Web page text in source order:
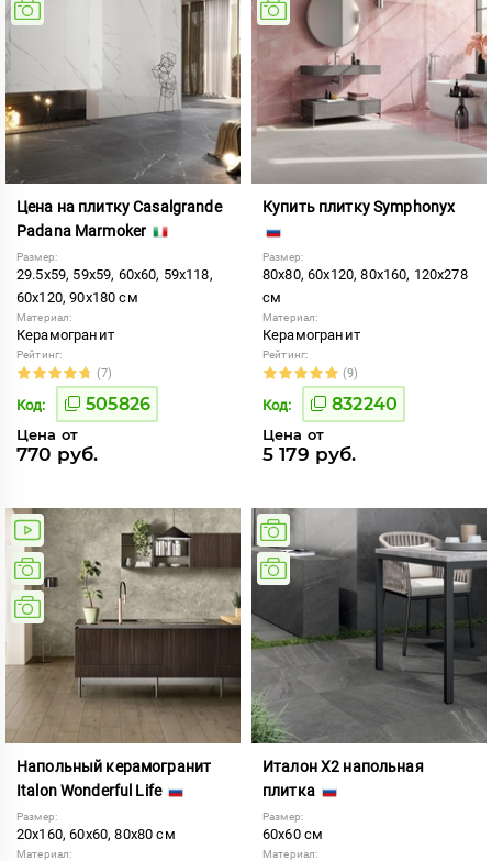
Цена на плитку Casalgrande
Padana Marmoker
Размер:
29.5x59, 59x59, 60x60, 59x118,
60x120, 90x180 см
Материал:
Керамогранит
Рейтинг:
(7)
Код: 505826
Цена от
770 руб.
Купить плитку Symphonyx
Размер:
80x80, 60x120, 80x160, 120x278
см
Материал:
Керамогранит
Рейтинг:
(9)
Код: 832240
Цена от
5 179 руб.
Напольный керамогранит
Italon Wonderful Life
Размер:
20x160, 60x60, 80x80 см
Материал:
Италон Х2 напольная
плитка
Размер:
60x60 см
Материал: